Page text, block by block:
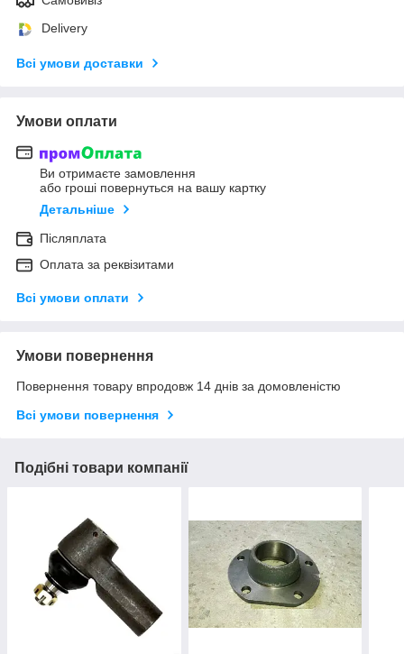
Delivery
Всі умови доставки
Умови оплати
Ви отримаєте замовлення
або гроші повернуться на вашу картку
Детальніше
Післяплата
Оплата за реквізитами
Всі умови оплати
Умови повернення
Повернення товару впродовж 14 днів за домовленістю
Всі умови повернення
Подібні товари компанії